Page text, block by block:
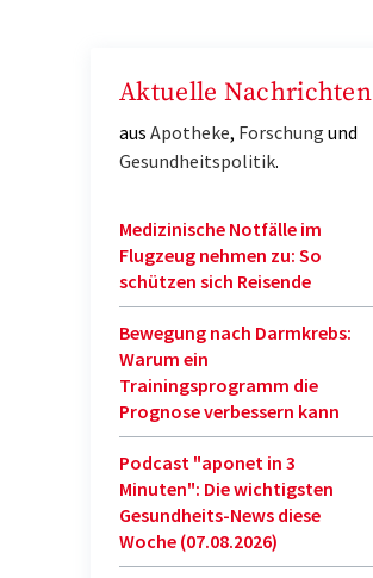
Aktuelle Nachrichten
aus Apotheke, Forschung und
Gesundheitspolitik.
Medizinische Notfälle im
Flugzeug nehmen zu: So
schützen sich Reisende
Bewegung nach Darmkrebs:
Warum ein
Trainingsprogramm die
Prognose verbessern kann
Podcast "aponet in 3
Minuten": Die wichtigsten
Gesundheits-News diese
Woche (07.08.2026)